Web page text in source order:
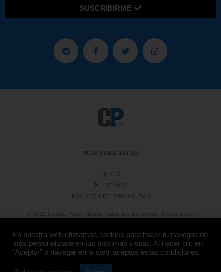
SUSCRIBIRME
MAPA DEL SITIO
INICIO
TEMAS
POLÍTICA DE PRIVACIDAD
© 2022 Contra Poder News. Todos los Derechos Reservados.
Diseño web
En nuestra web utilizamos cookies para hacer tu navegación
más personalizada en tus próximas visitas. Al hacer clic en
"Aceptar" o navegar en la web, aceptas estas condiciones.